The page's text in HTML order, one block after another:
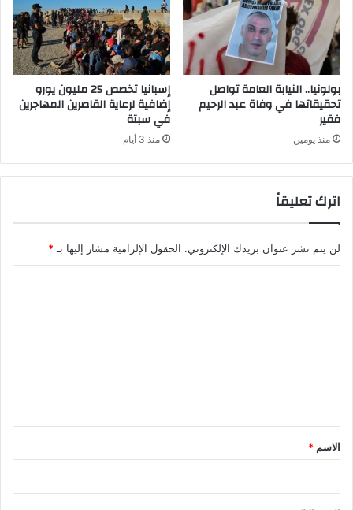
بولونيا.. النيابة العامة تواصل
تحقيقاتها في وفاة عبد الرحيم
فقير
منذ يومين
إسبانيا تخصص 25 مليون يورو
إضافية لرعاية القاصرين المهاجرين
في سبتة
منذ 3 أيام
اترك تعليقاً
لن يتم نشر عنوان بريدك الإلكتروني. الحقول الإلزامية مشار إليها بـ *
*
الاسم *